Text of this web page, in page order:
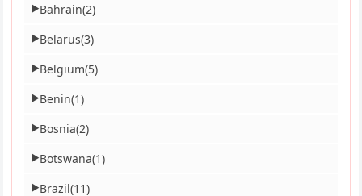
▶Bahrain(2)
▶Belarus(3)
▶Belgium(5)
▶Benin(1)
▶Bosnia(2)
▶Botswana(1)
▶Brazil(11)